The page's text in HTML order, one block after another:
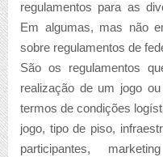
regulamentos para as
Em algumas, mas não
sobre regulamentos de
São os regulamentos
realização de um jogo
termos de condições
jogo, tipo de piso,
participantes,